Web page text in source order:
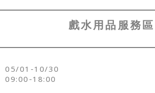
​戲水用品服務區
05/01-10/30
09:00-18:00